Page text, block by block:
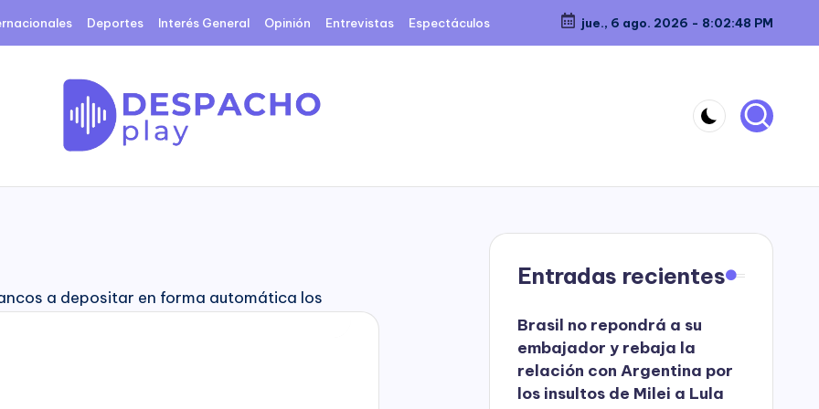
Deportes Interés General Opinión Entrevistas Espectáculos jue., 6 ago. 2026 - 8:02:49 PM
D
p
Entradas recientes
Brasil no repondrá a su
embajador y rebaja la
relación con Argentina por
los insultos de Milei a Lula